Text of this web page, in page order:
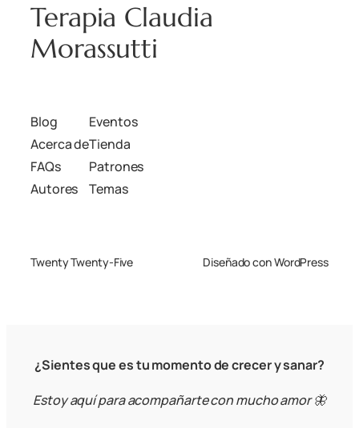
Terapia Claudia
Morassutti
Blog
Acerca de
FAQs
Autores
Eventos
Tienda
Patrones
Temas
Twenty Twenty-Five Diseñado conWordPress
¿Sientes que es tu momento de crecer y sanar?
Estoy aquí para acompañarte con mucho amor 🦋